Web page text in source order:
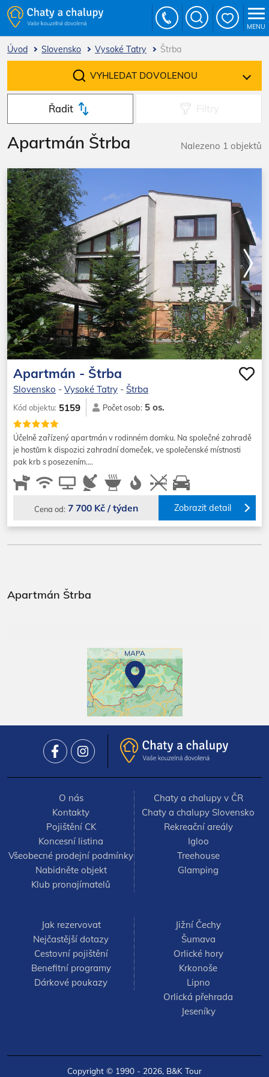
Úvod Slovensko Vysoké Tatry Štrba
Řadit
Apartmán Štrba Nalezeno 1 objektů
Apartmán - Štrba
Slovensko - Vysoké Tatry - Štrba
Kód objektu: 5159 Počet osob: 5 os.
Účelně zařízený apartmán v rodinném domku. Na společné zahradě
je hostům k dispozici zahradní domeček, ve společenské místnosti
pak krb s posezením.…
Cena od: 7 700 Kč / týden Zobrazit detail
Apartmán Štrba
MAPA
VYHLEDAT DOVOLENOU
MENU
O nás
Kontakty
Pojištění CK
Koncesní listina
Všeobecné prodejní podmínky
Nabidněte objekt
Klub pronajímatelů
Chaty a chalupy v ČR
Chaty a chalupy Slovensko
Rekreační areály
Igloo
Treehouse
Glamping
Jak rezervovat
Nejčastější dotazy
Cestovní pojištění
Benefitní programy
Dárkové poukazy
Jižní Čechy
Šumava
Orlické hory
Krkonoše
Lipno
Orlická přehrada
Jeseníky
Copyright © 1990 - 2026, B&K Tour